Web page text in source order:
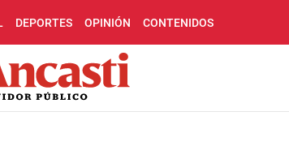
DEPORTES OPINIÓN CONTENIDOS